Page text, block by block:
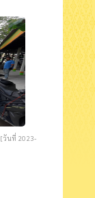
[วันที่ 2023-